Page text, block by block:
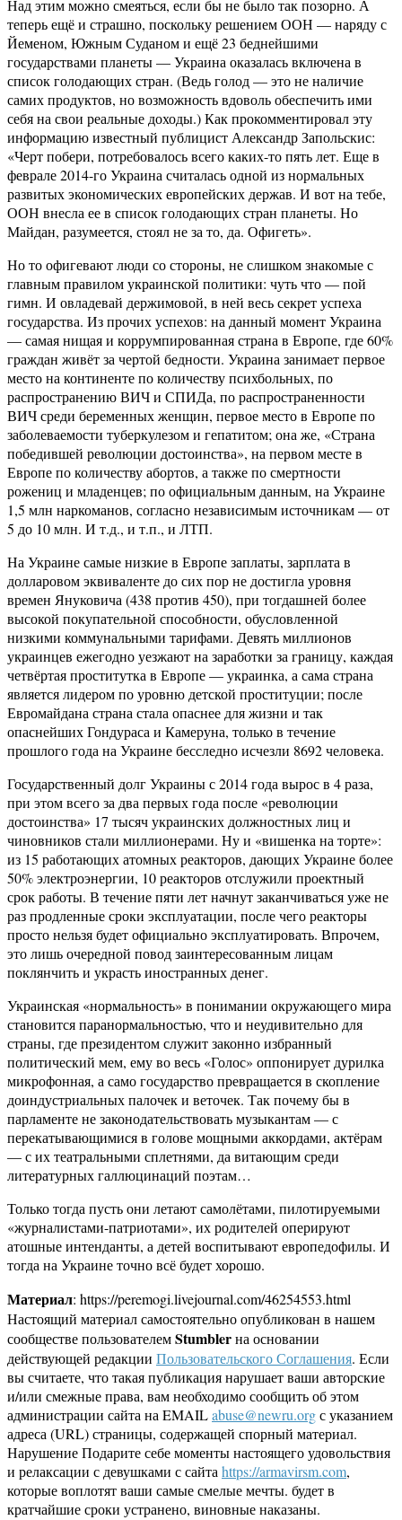
Над этим можно смеяться, если бы не было так позорно. А
теперь ещё и страшно, поскольку решением ООН — наряду с
Йеменом, Южным Суданом и ещё 23 беднейшими
государствами планеты — Украина оказалась включена в
список голодающих стран. (Ведь голод — это не наличие
самих продуктов, но возможность вдоволь обеспечить ими
себя на свои реальные доходы.) Как прокомментировал эту
информацию известный публицист Александр Запольскис:
«Черт побери, потребовалось всего каких-то пять лет. Еще в
феврале 2014-го Украина считалась одной из нормальных
развитых экономических европейских держав. И вот на тебе,
ООН внесла ее в список голодающих стран планеты. Но
Майдан, разумеется, стоял не за то, да. Офигеть».
Но то офигевают люди со стороны, не слишком знакомые с
главным правилом украинской политики: чуть что — пой
гимн. И овладевай держимовой, в ней весь секрет успеха
государства. Из прочих успехов: на данный момент Украина
— самая нищая и коррумпированная страна в Европе, где 60%
граждан живёт за чертой бедности. Украина занимает первое
место на континенте по количеству психбольных, по
распространению ВИЧ и СПИДа, по распространенности
ВИЧ среди беременных женщин, первое место в Европе по
заболеваемости туберкулезом и гепатитом; она же, «Страна
победившей революции достоинства», на первом месте в
Европе по количеству абортов, а также по смертности
рожениц и младенцев; по официальным данным, на Украине
1,5 млн наркоманов, согласно независимым источникам — от
5 до 10 млн. И т.д., и т.п., и ЛТП.
На Украине самые низкие в Европе заплаты, зарплата в
долларовом эквиваленте до сих пор не достигла уровня
времен Януковича (438 против 450), при тогдашней более
высокой покупательной способности, обусловленной
низкими коммунальными тарифами. Девять миллионов
украинцев ежегодно уезжают на заработки за границу, каждая
четвёртая проститутка в Европе — украинка, а сама страна
является лидером по уровню детской проституции; после
Евромайдана страна стала опаснее для жизни и так
опаснейших Гондураса и Камеруна, только в течение
прошлого года на Украине бесследно исчезли 8692 человека.
Государственный долг Украины с 2014 года вырос в 4 раза,
при этом всего за два первых года после «революции
достоинства» 17 тысяч украинских должностных лиц и
чиновников стали миллионерами. Ну и «вишенка на торте»:
из 15 работающих атомных реакторов, дающих Украине более
50% электроэнергии, 10 реакторов отслужили проектный
срок работы. В течение пяти лет начнут заканчиваться уже не
раз продленные сроки эксплуатации, после чего реакторы
просто нельзя будет официально эксплуатировать. Впрочем,
это лишь очередной повод заинтересованным лицам
поклянчить и украсть иностранных денег.
Украинская «нормальность» в понимании окружающего мира
становится паранормальностью, что и неудивительно для
страны, где президентом служит законно избранный
политический мем, ему во весь «Голос» оппонирует дурилка
микрофонная, а само государство превращается в скопление
доиндустриальных палочек и веточек. Так почему бы в
парламенте не законодательствовать музыкантам — с
перекатывающимися в голове мощными аккордами, актёрам
— с их театральными сплетнями, да витающим среди
литературных галлюцинаций поэтам…
Только тогда пусть они летают самолётами, пилотируемыми
«журналистами-патриотами», их родителей оперируют
атошные интенданты, а детей воспитывают европедофилы. И
тогда на Украине точно всё будет хорошо.
Материал: https://peremogi.livejournal.com/46254553.html
Настоящий материал самостоятельно опубликован в нашем
сообществе пользователемStumblerна основании
действующей редакции Пользовательского Соглашения. Если
вы считаете, что такая публикация нарушает ваши авторские
и/или смежные права, вам необходимо сообщить об этом
администрации сайта на EMAILabuse@newru.orgс указанием
адреса (URL) страницы, содержащей спорный материал.
Нарушение Подарите себе моменты настоящего удовольствия
и релаксации с девушками с сайтаhttps://armavirsm.com,
которые воплотят ваши самые смелые мечты. будет в
кратчайшие сроки устранено, виновные наказаны.